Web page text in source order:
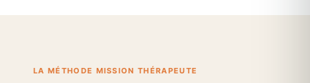
LA MÉTHODE MISSION THÉRAPEUTE